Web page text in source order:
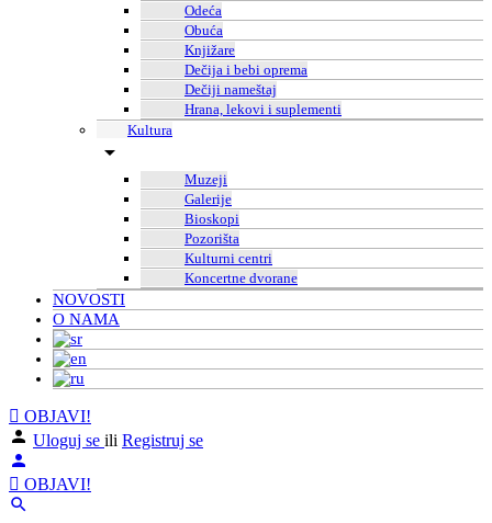
Odeća
Obuća
Knjižare
Dečija i bebi oprema
Dečiji nameštaj
Hrana, lekovi i suplementi
Kultura
Muzeji
Galerije
Bioskopi
Pozorišta
Kulturni centri
Koncertne dvorane
NOVOSTI
O NAMA
OBJAVI!
Uloguj se ili Registruj se
OBJAVI!